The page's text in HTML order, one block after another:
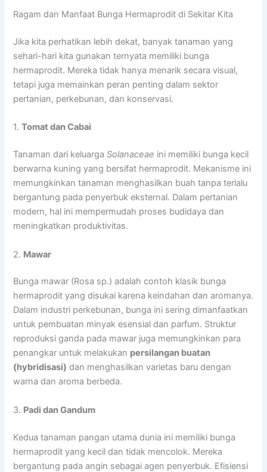
Ragam dan Manfaat Bunga Hermaprodit di Sekitar Kita
Jika kita perhatikan lebih dekat, banyak tanaman yang
sehari-hari kita gunakan ternyata memiliki bunga
hermaprodit. Mereka tidak hanya menarik secara visual,
tetapi juga memainkan peran penting dalam sektor
pertanian, perkebunan, dan konservasi.
1.Tomat dan Cabai
Tanaman dari keluargaSolanaceae ini memiliki bunga kecil
berwarna kuning yang bersifat hermaprodit. Mekanisme ini
memungkinkan tanaman menghasilkan buah tanpa terlalu
bergantung pada penyerbuk eksternal. Dalam pertanian
modern, hal ini mempermudah proses budidaya dan
meningkatkan produktivitas.
2. Mawar
Bunga mawar (Rosa sp.) adalah contoh klasik bunga
hermaprodit yang disukai karena keindahan dan aromanya.
Dalam industri perkebunan, bunga ini sering dimanfaatkan
untuk pembuatan minyak esensial dan parfum. Struktur
reproduksi ganda pada mawar juga memungkinkan para
penangkar untuk melakukan persilangan buatan
(hybridisasi) dan menghasilkan varietas baru dengan
warna dan aroma berbeda.
3. Padi dan Gandum
Kedua tanaman pangan utama dunia ini memiliki bunga
hermaprodit yang kecil dan tidak mencolok. Mereka
bergantung pada angin sebagai agen penyerbuk. Efisiensi